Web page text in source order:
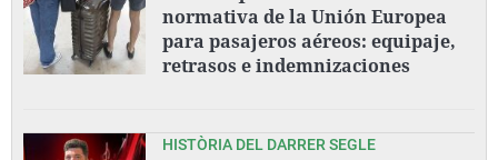
normativa de la Unión Europea
para pasajeros aéreos: equipaje,
retrasos e indemnizaciones
HISTÒRIA DEL DARRER SEGLE